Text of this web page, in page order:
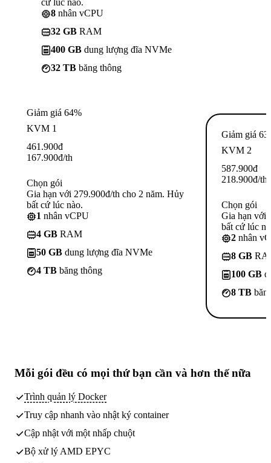
cứ lúc nào.
8 nhân vCPU
32 GB RAM
400 GB dung lượng đĩa NVMe
32 TB băng thông
Giảm giá 64%
KVM 1
461.900đ
167.900đ/th
Chọn gói
Gia hạn với 279.900đ/th cho 2 năm. Hủy
bất cứ lúc nào.
1 nhân vCPU
4 GB RAM
50 GB dung lượng đĩa NVMe
4 TB băng thông
Giảm giá
KVM 2
587.900đ
218.900đ/th
Chọn gói
Gia hạn với
bất cứ lúc
2 nhân
8 GB
100 GB
8 TB
Mỗi gói đều có mọi thứ bạn cần và hơn thế nữa
Trình quản lý Docker
Truy cập nhanh vào nhật ký container
Cập nhật với một nhấp chuột
Bộ xử lý AMD EPYC